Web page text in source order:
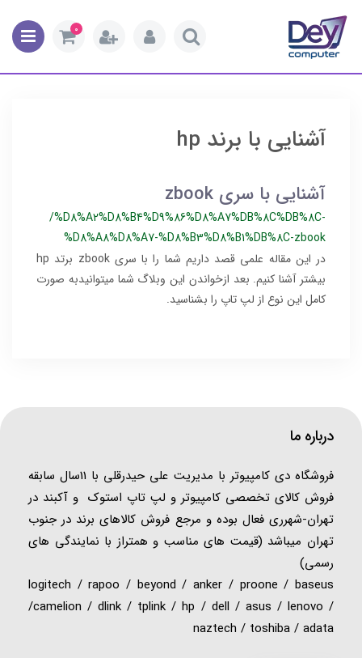
0
آشنایی با برند hp
آشنایی با سری zbook
/%D8%A2%D8%B4%D9%86%D8%A7%DB%8C%DB%8C-
%D8%A8%D8%A7-%D8%B3%D8%B1%DB%8C-zbook
​​​​در این مقاله علمی قصد داریم شما را با سری zbook برتد hp
بیشتر آشنا کنیم. بعد ازخواندن این وبلاگ شما میتوانیدبه صورت
کامل این نوع از لپ تاپ را بشناسید.
درباره ما
فروشگاه دی کامپیوتر با مدیریت علی حیدرقلی با 11سال سابقه
فروش کالای تخصصی کامپیوتر و لپ تاپ استوک و آکبند در
تهران-شهرری فعال بوده و مرجع فروش کالاهای برند در جنوب
تهران میباشد (قیمت های مناسب و همتراز با نمایندگی های
رسمی)
logitech / rapoo / beyond / anker / proone / baseus
/camelion / dlink / tplink / hp / dell / asus / lenovo /
naztech / toshiba / adata